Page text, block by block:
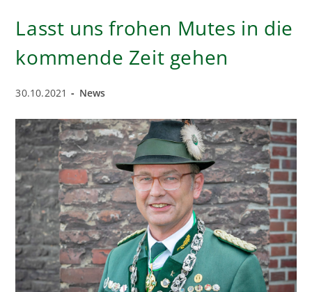
KNIEST
Lasst uns frohen Mutes in die
kommende Zeit gehen
Beitrag
30.10.2021
Beitrags-
News